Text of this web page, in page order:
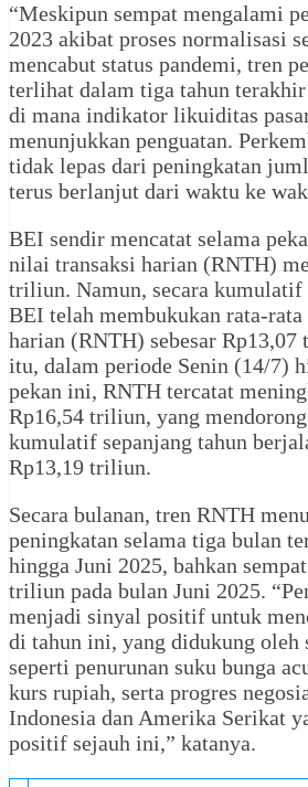
“Meskipun sempat mengalami
2023 akibat proses normalisasi
mencabut status pandemi, tren
terlihat dalam tiga tahun
di mana indikator likuiditas
menunjukkan penguatan.
tidak lepas dari peningkatan
terus berlanjut dari waktu ke
BEI sendir mencatat selama
nilai transaksi harian (RNTH)
triliun. Namun, secara kumulatif
BEI telah membukukan rata-
harian (RNTH) sebesar Rp13,07
itu, dalam periode Senin (14/7)
pekan ini, RNTH tercatat
Rp16,54 triliun, yang
kumulatif sepanjang tahun
Rp13,19 triliun.
Secara bulanan, tren RNTH
peningkatan selama tiga bulan
hingga Juni 2025, bahkan
triliun pada bulan Juni 2025.
menjadi sinyal positif untuk
di tahun ini, yang didukung oleh
seperti penurunan suku bunga
kurs rupiah, serta progres
Indonesia dan Amerika Serikat
positif sejauh ini,” katanya.